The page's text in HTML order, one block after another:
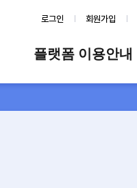
로그인 회원가입
플랫폼 이용안내